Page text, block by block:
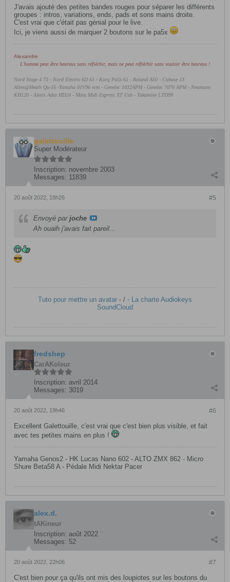
J'avais ajouté des petites bandes rouges pour séparer les différents
groupes : intros, variations, ends, pads et sons mains droite.
C'est vrai que c'était pas génial pour le live.
Ici, je viens aussi de marquer 2 boutons sur le pa5x
Alexandre
L'homme peut être heureux sans réfléchir, mais ne peut réfléchir sans vouloir être heureux !
Nord Stage 4 73 - Nord Electro 6D 61 - Korg Pa5x 61 - Roland A50 - Cubase 13
Allen@Heath Qu-16 -Yamaha 01V96 vcm - Genelec 1032APM - Genelec 7070 APM - Neumann
KH120 - Alesis Adat HD24 - Motu Midi Express XT Usb - Takamine LTD99
galettouille
Super Modérateur
Inscription: novembre 2003
Messages: 11839
#5
20 août 2022, 18h26
Envoyé par joche
Ah ouaih j'avais fait pareil...
Tuto pour mettre un avatar - / - La charte Audiokeys
SoundCloud
fredshep
CarAKoleur
Inscription: avril 2014
Messages: 3019
#6
20 août 2022, 19h46
Excellent Galettouille, c'est vrai que c'est bien plus visible, et fait
avec tes petites mains en plus !
Yamaha Genos2 - HK Lucas Nano 602 - ALTO ZMX 862 - Micro
Shure Beta58 A - Pédale Midi Nektar Pacer
alex.d.
tAKineur
Inscription: août 2022
Messages: 52
#7
20 août 2022, 22h06
C'est bien pour ça qu'ils ont mis des loupiotes sur les boutons du